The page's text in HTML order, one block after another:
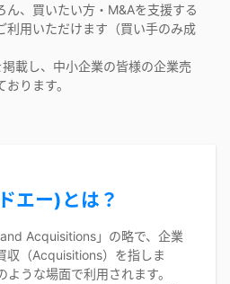
ん、買いたい方・M&Aを支援する
利用いただけます（買い手のみ成
載し、中小企業の皆様の企業売
ります。
エー)とは？
Acquisitions」の略で、企業
収（Acquisitions）を指しま
うな場面で利用されます。